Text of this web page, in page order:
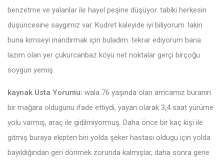
benzetme ve yalanlar ile hayel peşine düşüyor. tabiki herkesin
düşüncesine saygımız var. Kudret kaleyide iyi biliyorum. lakin
buna kimseyi inandırmak için buladım. tekrar ediyorum bana
lazım olan yer çukurcanbaz köyü net noktalar gerçi birçoğu
soygun yemiş.
kaynak Usta Yorumu: wala 76 yaşında olan amcamız buranın
bir mağara oldugunu ifade ettiydi, yayan olarak 3,4 saat yürüme
yolu varmış, araç ile gidilmiyormuş. Daha önce bir kaç kişi ile
gitmiş buraya ekipten biri yolda şeker hastası oldugu için yolda
bayıldığından geri dönmek zorunda kalmışlar, daha sonra gene